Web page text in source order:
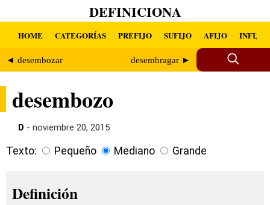
DEFINICIONA
HOME CATEGORÍAS PREFIJO SUFIJO AFIJO INFIJO
◄ desembozar desembragar ►
desembozo
D - noviembre 20, 2015
Texto: Pequeño Mediano Grande
Definición